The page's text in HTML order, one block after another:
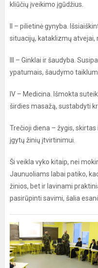
kliūčių įveikimo įgūdžius.
II – pilietinė gynyba.
situacijų, kataklizmų
III – Ginklai ir šaudyba.
ypatumais, šaudymo
IV – Medicina. Išmokta
širdies masažą, sustabdyti
Trečioji diena – žygis,
įgytų žinių įtvirtinimui.
Ši veikla vyko kitaip, nei
Jaunuoliams labai patiko,
žinios, bet ir lavinami
pasirūpinti savimi, šalia